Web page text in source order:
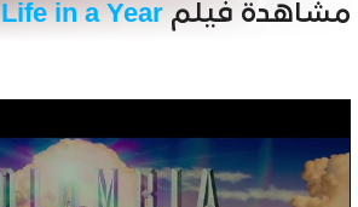
مشاهدة فيلم Life in a Year